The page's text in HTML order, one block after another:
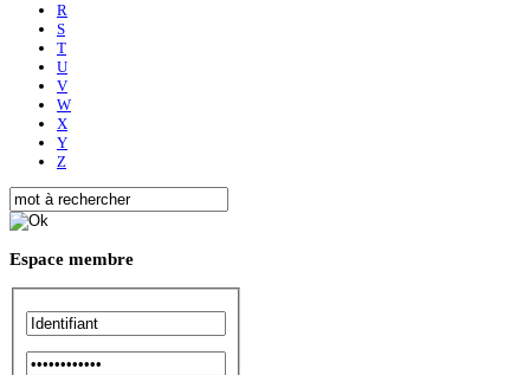
R
S
T
U
V
W
X
Y
Z
Espace membre